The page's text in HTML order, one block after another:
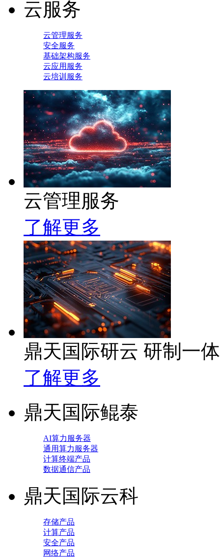
云服务
云管理服务
安全服务
基础架构服务
云应用服务
云培训服务
云管理服务
了解更多
鼎天国际研云 研制一
了解更多
鼎天国际鲲泰
AI算力服务器
通用算力服务器
计算终端产品
数据通信产品
鼎天国际云科
存储产品
计算产品
安全产品
网络产品